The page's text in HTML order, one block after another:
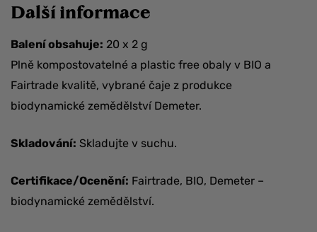
Další informace
Balení obsahuje: 20 x 2 g
Plně kompostovatelné a plastic free obaly v BIO a
Fairtrade kvalitě, vybrané čaje z produkce
biodynamické zemědělství Demeter.
Skladování: Skladujte v suchu.
Certifikace/Ocenění: Fairtrade, BIO, Demeter –
biodynamické zemědělství.